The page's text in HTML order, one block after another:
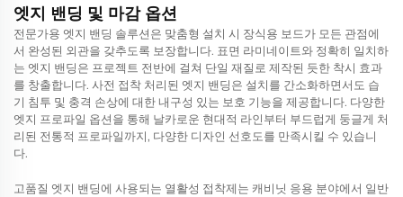
엣지 밴딩 및 마감 옵션
전문가용 엣지 밴딩 솔루션은 맞춤형 설치 시 장식용 보드가 모든 관점에
서 완성된 외관을 갖추도록 보장합니다. 표면 라미네이트와 정확히 일치하
는 엣지 밴딩은 프로젝트 전반에 걸쳐 단일 재질로 제작된 듯한 착시 효과
를 창출합니다. 사전 접착 처리된 엣지 밴딩은 설치를 간소화하면서도 습
기 침투 및 충격 손상에 대한 내구성 있는 보호 기능을 제공합니다. 다양한
엣지 프로파일 옵션을 통해 날카로운 현대적 라인부터 부드럽게 둥글게 처
리된 전통적 프로파일까지, 다양한 디자인 선호도를 만족시킬 수 있습니
다.
고품질 엣지 밴딩에 사용되는 열활성 접착제는 캐비닛 응용 분야에서 일반